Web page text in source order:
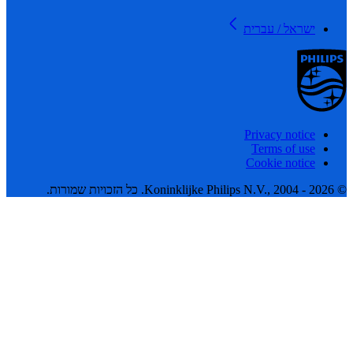
ישראל / עברית
Privacy notice
Terms of use
Cookie notice